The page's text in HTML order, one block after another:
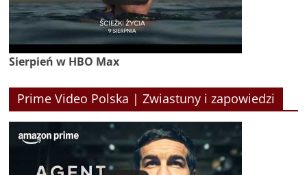
Sierpień w HBO Max
Prime Video Polska | Zwiastuny i zapowiedzi